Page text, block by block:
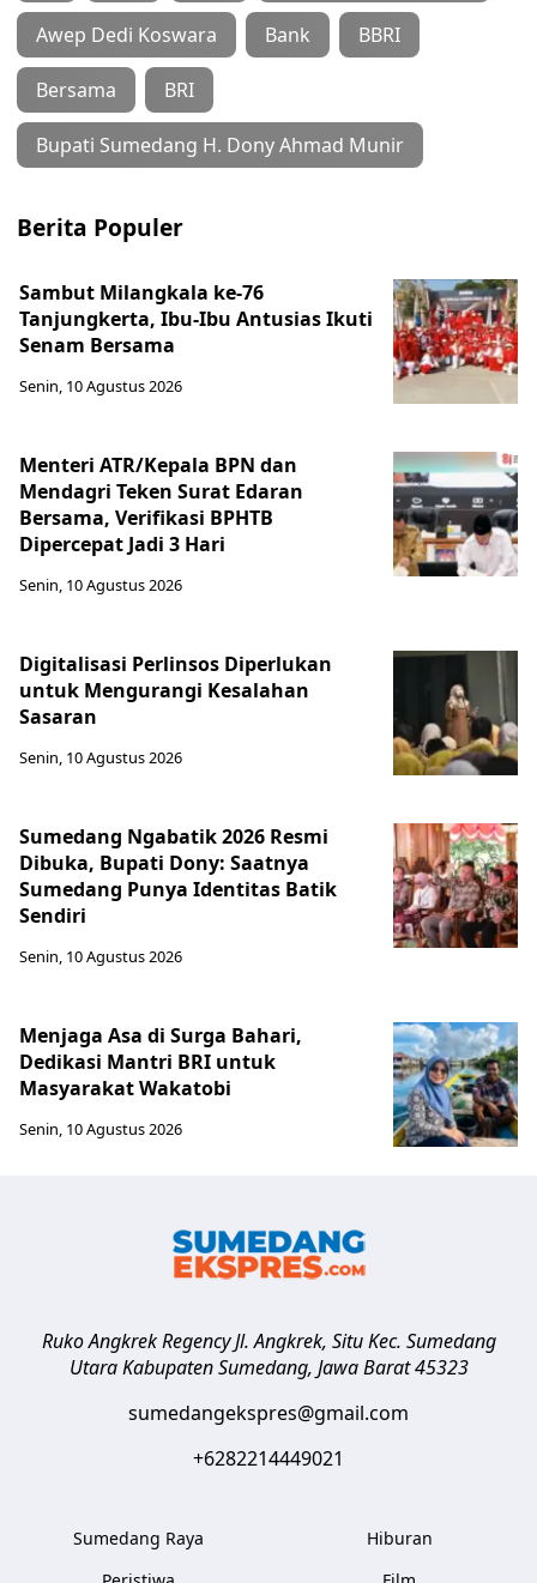
Awep Dedi Koswara Bank BBRI
Bersama BRI
Bupati Sumedang H. Dony Ahmad Munir
Berita Populer
Sambut Milangkala ke-76
Tanjungkerta, Ibu-Ibu Antusias Ikuti
Senam Bersama
Senin, 10 Agustus 2026
Menteri ATR/Kepala BPN dan
Mendagri Teken Surat Edaran
Bersama, Verifikasi BPHTB
Dipercepat Jadi 3 Hari
Senin, 10 Agustus 2026
Digitalisasi Perlinsos Diperlukan
untuk Mengurangi Kesalahan
Sasaran
Senin, 10 Agustus 2026
Sumedang Ngabatik 2026 Resmi
Dibuka, Bupati Dony: Saatnya
Sumedang Punya Identitas Batik
Sendiri
Senin, 10 Agustus 2026
Menjaga Asa di Surga Bahari,
Dedikasi Mantri BRI untuk
Masyarakat Wakatobi
Senin, 10 Agustus 2026
Ruko Angkrek Regency Jl. Angkrek, Situ Kec. Sumedang
Utara Kabupaten Sumedang, Jawa Barat 45323
sumedangekspres@gmail.com
+6282214449021
Sumedang Raya
Hiburan